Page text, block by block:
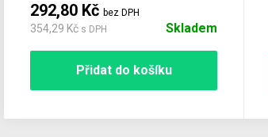
292,80 Kč bez DPH
354,29 Kč s DPH Skladem
Přidat do košíku